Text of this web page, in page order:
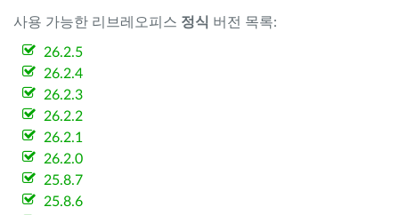
사용 가능한 리브레오피스 정식 버전 목록:
26.2.5
26.2.4
26.2.3
26.2.2
26.2.1
26.2.0
25.8.7
25.8.6